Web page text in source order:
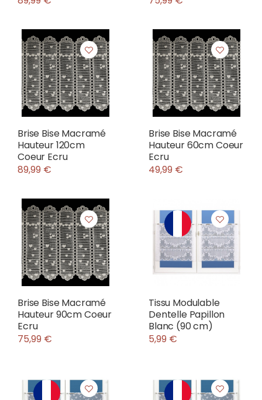
Brise Bise Macramé
Hauteur 120cm
Coeur Ecru
89,99 €
Brise Bise Macramé
Hauteur 60cm Coeur
Ecru
49,99 €
Brise Bise Macramé
Hauteur 90cm Coeur
Ecru
75,99 €
Tissu Modulable
Dentelle Papillon
Blanc (90 cm)
5,99 €